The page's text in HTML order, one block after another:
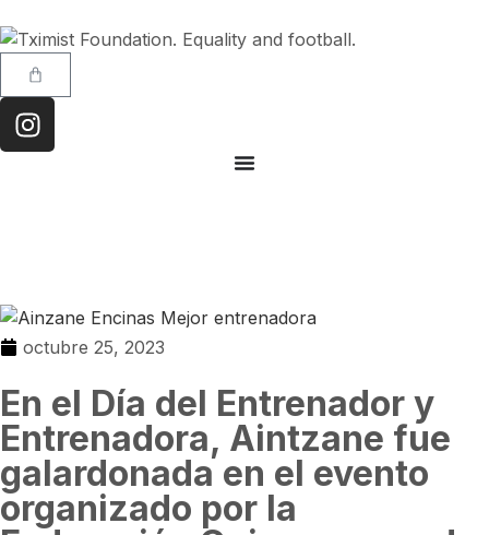
octubre 25, 2023
En el Día del Entrenador y
Entrenadora, Aintzane fue
galardonada en el evento
organizado por la